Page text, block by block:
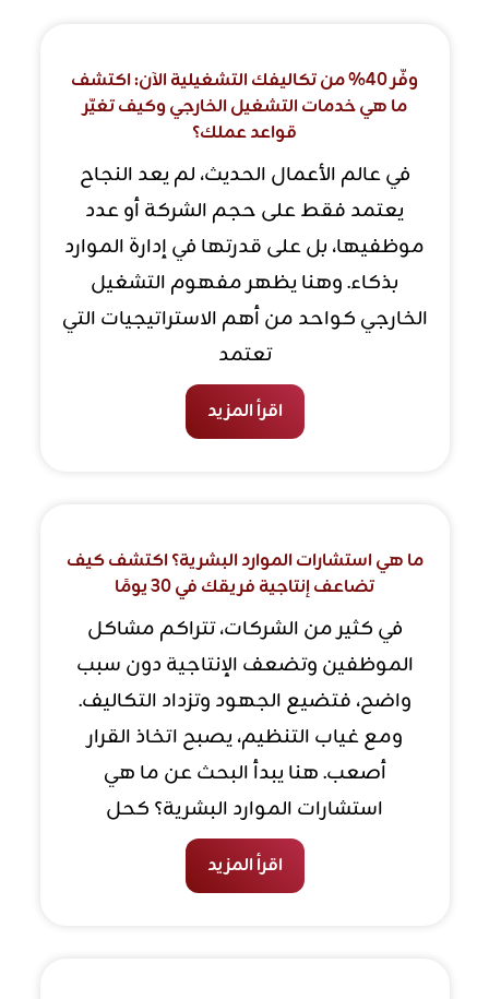
وفّر 40% من تكاليفك التشغيلية الآن: اكتشف
ما هي خدمات التشغيل الخارجي وكيف تغيّر
قواعد عملك؟
في عالم الأعمال الحديث، لم يعد النجاح
يعتمد فقط على حجم الشركة أو عدد
موظفيها، بل على قدرتها في إدارة الموارد
بذكاء. وهنا يظهر مفهوم التشغيل
الخارجي كواحد من أهم الاستراتيجيات التي
تعتمد
اقرأ المزيد
ما هي استشارات الموارد البشرية؟ اكتشف كيف
تضاعف إنتاجية فريقك في 30 يومًا
في كثير من الشركات، تتراكم مشاكل
الموظفين وتضعف الإنتاجية دون سبب
واضح، فتضيع الجهود وتزداد التكاليف.
ومع غياب التنظيم، يصبح اتخاذ القرار
أصعب. هنا يبدأ البحث عن ما هي
استشارات الموارد البشرية؟ كحل
اقرأ المزيد